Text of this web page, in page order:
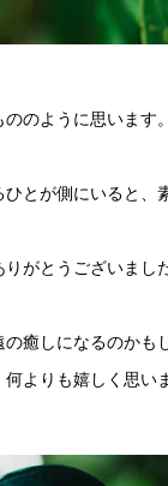
のように思います。
とが側にいると、
がとうございまし
癒しになるのかも
よりも嬉しく思い